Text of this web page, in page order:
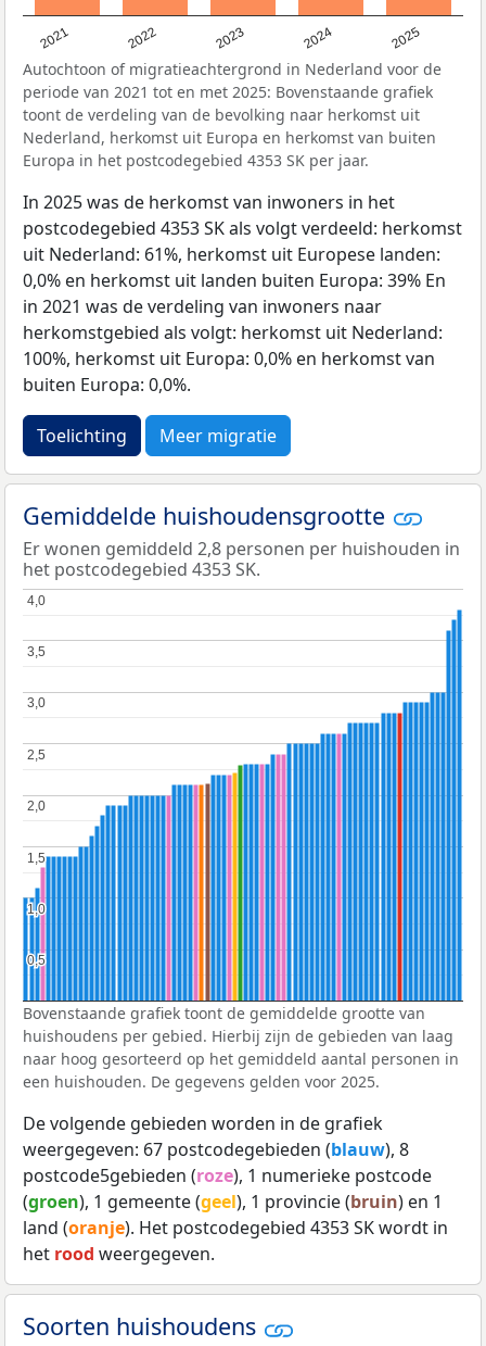
2021 2022 2023 2024 2025
Autochtoon of migratieachtergrond in Nederland voor de
periode van 2021 tot en met 2025: Bovenstaande grafiek
toont de verdeling van de bevolking naar herkomst uit
Nederland, herkomst uit Europa en herkomst van buiten
Europa in het postcodegebied 4353 SK per jaar.
In 2025 was de herkomst van inwoners in het
postcodegebied 4353 SK als volgt verdeeld: herkomst
uit Nederland: 61%, herkomst uit Europese landen:
0,0% en herkomst uit landen buiten Europa: 39% En
in 2021 was de verdeling van inwoners naar
herkomstgebied als volgt: herkomst uit Nederland:
100%, herkomst uit Europa: 0,0% en herkomst van
buiten Europa: 0,0%.
Toelichting Meer migratie
Gemiddelde huishoudensgrootte
Er wonen gemiddeld 2,8 personen per huishouden in
het postcodegebied 4353 SK.
0,5
0,5
1,0
1,0
1,5
1,5
2,0
2,0
2,5
2,5
3,0
3,0
3,5
3,5
4,0
4,0
Bovenstaande grafiek toont de gemiddelde grootte van
huishoudens per gebied. Hierbij zijn de gebieden van laag
naar hoog gesorteerd op het gemiddeld aantal personen in
een huishouden. De gegevens gelden voor 2025.
De volgende gebieden worden in de grafiek
weergegeven: 67 postcodegebieden (blauw), 8
postcode5gebieden (roze), 1 numerieke postcode
(groen), 1 gemeente (geel), 1 provincie (bruin) en 1
land (oranje). Het postcodegebied 4353 SK wordt in
het rood weergegeven.
Soorten huishoudens